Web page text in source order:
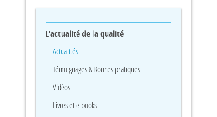
L'actualité de la qualité
Actualités
Témoignages & Bonnes pratiques
Vidéos
Livres et e-books